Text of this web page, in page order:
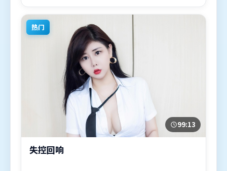
适合喜欢动作题材的观众观看。
热门
99:13
失控回响